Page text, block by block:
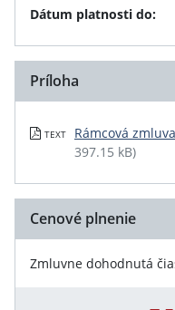
Dátum platnosti do:
Príloha
TEXT Rámcová
397.15 kB)
Cenové plnenie
Zmluvne dohodnutá